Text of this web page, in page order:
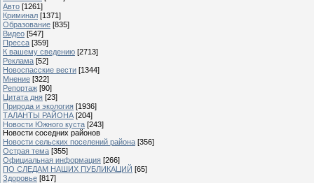
Авто [1261]
Криминал [1371]
Образование [835]
Видео [547]
Пресса [359]
К вашему сведению [2713]
Реклама [52]
Новоспасские вести [1344]
Мнение [322]
Репортаж [90]
Цитата дня [23]
Природа и экология [1936]
ТАЛАНТЫ РАЙОНА [204]
Новости Южного куста [243]
Новости соседних районов
Новости сельских поселений района [356]
Острая тема [355]
Официальная информация [266]
ПО СЛЕДАМ НАШИХ ПУБЛИКАЦИЙ [65]
Здоровье [817]